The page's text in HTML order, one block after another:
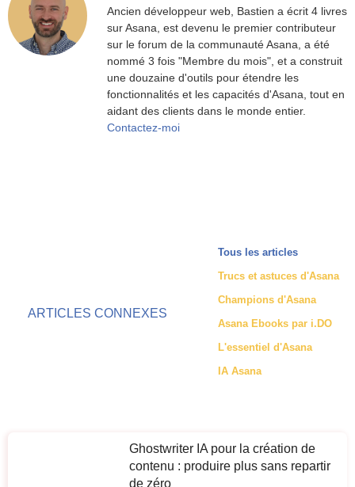
Ancien développeur web, Bastien a écrit 4 livres
sur Asana, est devenu le premier contributeur
sur le forum de la communauté Asana, a été
nommé 3 fois "Membre du mois", et a construit
une douzaine d'outils pour étendre les
fonctionnalités et les capacités d'Asana, tout en
aidant des clients dans le monde entier.
Contactez-moi
ARTICLES CONNEXES
Tous les articles
Trucs et astuces d'Asana
Champions d'Asana
Asana Ebooks par i.DO
L'essentiel d'Asana
IA Asana
Ghostwriter IA pour la création de
contenu : produire plus sans repartir
de zéro